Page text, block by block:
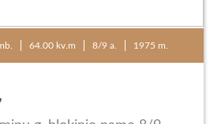
64.00 kv.m 8/9 a. 1975 m.